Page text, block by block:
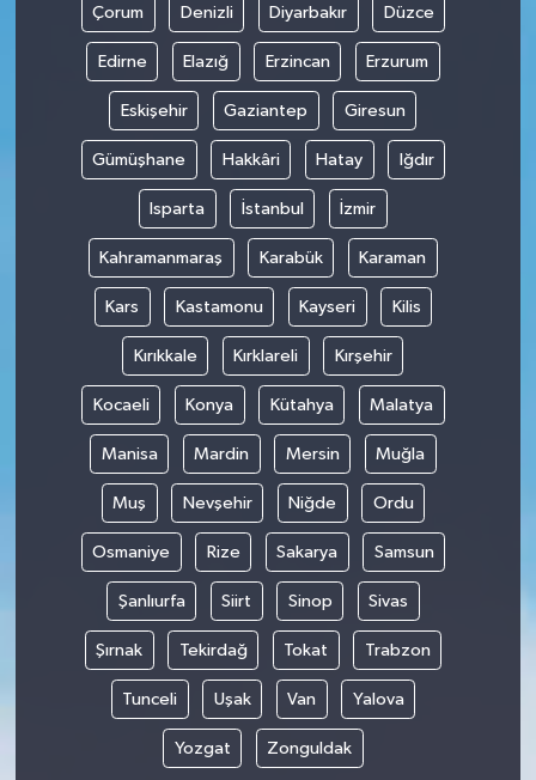
Çorum Denizli Diyarbakır Düzce
Edirne Elazığ Erzincan Erzurum
Eskişehir Gaziantep Giresun
Gümüşhane Hakkâri Hatay Iğdır
Isparta İstanbul İzmir
Kahramanmaraş Karabük Karaman
Kars Kastamonu Kayseri Kilis
Kırıkkale Kırklareli Kırşehir
Kocaeli Konya Kütahya Malatya
Manisa Mardin Mersin Muğla
Muş Nevşehir Niğde Ordu
Osmaniye Rize Sakarya Samsun
Şanlıurfa Siirt Sinop Sivas
Şırnak Tekirdağ Tokat Trabzon
Tunceli Uşak Van Yalova
Yozgat Zonguldak